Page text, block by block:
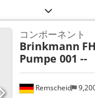
Remscheid
コンポーネント
Brinkmann
Pumpe 001 --